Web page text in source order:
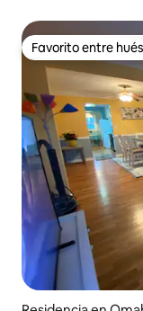
Favorito entre
Favorito entre